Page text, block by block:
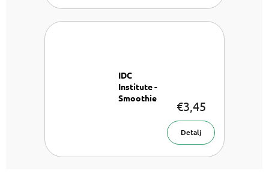
IDC
Institute -
Smoothie
€3,45
Detalj